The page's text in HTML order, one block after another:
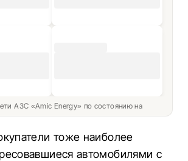
АЗС «Amic Energy» по состоянию на
тоже наиболее
автомобилями с